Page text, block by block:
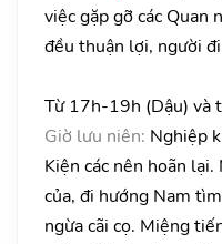
việc gặp gỡ các Quan
đều thuận lợi, người
Từ 17h-19h (Dậu) và
Giờ lưu niên: Nghiệp
Kiện các nên hoãn
của, đi hướng Nam
ngừa cãi cọ. Miệng